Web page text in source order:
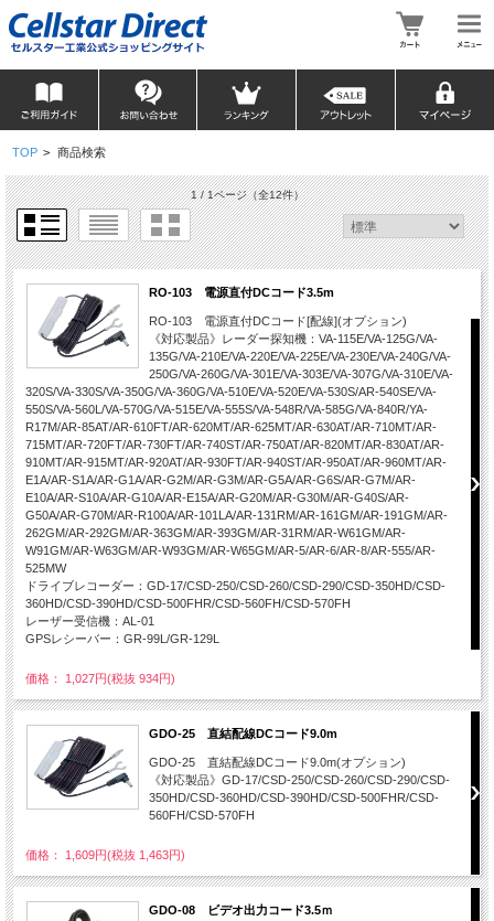
TOP > 商品検索
1 / 1ページ（全12件）
RO-103 電源直付DCコード3.5m
RO-103 電源直付DCコード[配線](オプション)
《対応製品》レーダー探知機：VA-115E/VA-125G/VA-
135G/VA-210E/VA-220E/VA-225E/VA-230E/VA-240G/VA-
250G/VA-260G/VA-301E/VA-303E/VA-307G/VA-310E/VA-
320S/VA-330S/VA-350G/VA-360G/VA-510E/VA-520E/VA-530S/AR-540SE/VA-
550S/VA-560L/VA-570G/VA-515E/VA-555S/VA-548R/VA-585G/VA-840R/YA-
R17M/AR-85AT/AR-610FT/AR-620MT/AR-625MT/AR-630AT/AR-710MT/AR-
715MT/AR-720FT/AR-730FT/AR-740ST/AR-750AT/AR-820MT/AR-830AT/AR-
910MT/AR-915MT/AR-920AT/AR-930FT/AR-940ST/AR-950AT/AR-960MT/AR-
E1A/AR-S1A/AR-G1A/AR-G2M/AR-G3M/AR-G5A/AR-G6S/AR-G7M/AR-
E10A/AR-S10A/AR-G10A/AR-E15A/AR-G20M/AR-G30M/AR-G40S/AR-
G50A/AR-G70M/AR-R100A/AR-101LA/AR-131RM/AR-161GM/AR-191GM/AR-
262GM/AR-292GM/AR-363GM/AR-393GM/AR-31RM/AR-W61GM/AR-
W91GM/AR-W63GM/AR-W93GM/AR-W65GM/AR-5/AR-6/AR-8/AR-555/AR-
525MW
ドライブレコーダー：GD-17/CSD-250/CSD-260/CSD-290/CSD-350HD/CSD-
360HD/CSD-390HD/CSD-500FHR/CSD-560FH/CSD-570FH
レーザー受信機：AL-01
GPSレシーバー：GR-99L/GR-129L
価格： 1,027円(税抜 934円)
GDO-25 直結配線DCコード9.0m
GDO-25 直結配線DCコード9.0m(オプション)
《対応製品》GD-17/CSD-250/CSD-260/CSD-290/CSD-
350HD/CSD-360HD/CSD-390HD/CSD-500FHR/CSD-
560FH/CSD-570FH
価格： 1,609円(税抜 1,463円)
GDO-08 ビデオ出力コード3.5ｍ